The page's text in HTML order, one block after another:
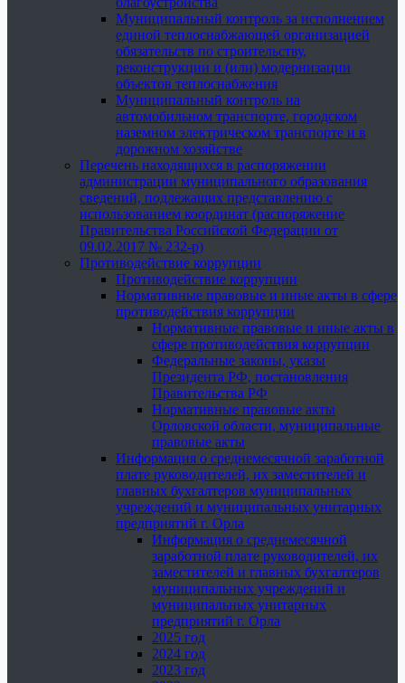
Муниципальный контроль за исполнением
единой теплоснабжающей организацией
обязательств по строительству,
реконструкции и (или) модернизации
объектов теплоснабжения
Муниципальный контроль на
автомобильном транспорте, городском
наземном электрическом транспорте и в
дорожном хозяйстве
Перечень находящихся в распоряжении
администрации муниципального образования
сведений, подлежащих представлению с
использованием координат (распоряжение
Правительства Российской Федерации от
09.02.2017 № 232-р)
Противодействие коррупции
Противодействие коррупции
Нормативные правовые и иные акты в сфере
противодействия коррупции
Нормативные правовые и иные акты в
сфере противодействия коррупции
Федеральные законы, указы
Президента РФ, постановления
Правительства РФ
Нормативные правовые акты
Орловской области, муниципальные
правовые акты
Информация о среднемесячной заработной
плате руководителей, их заместителей и
главных бухгалтеров муниципальных
учреждений и муниципальных унитарных
предприятий г. Орла
Информация о среднемесячной
заработной плате руководителей, их
заместителей и главных бухгалтеров
муниципальных учреждений и
муниципальных унитарных
предприятий г. Орла
2025 год
2024 год
2023 год